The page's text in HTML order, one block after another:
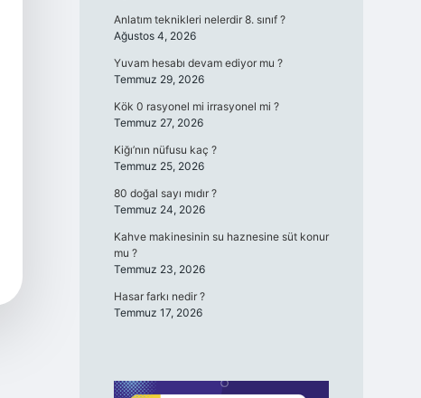
Anlatım teknikleri nelerdir 8. sınıf ?
Ağustos 4, 2026
Yuvam hesabı devam ediyor mu ?
Temmuz 29, 2026
Kök 0 rasyonel mi irrasyonel mi ?
Temmuz 27, 2026
Kiğı’nın nüfusu kaç ?
Temmuz 25, 2026
80 doğal sayı mıdır ?
Temmuz 24, 2026
Kahve makinesinin su haznesine süt konur
mu ?
Temmuz 23, 2026
Hasar farkı nedir ?
Temmuz 17, 2026